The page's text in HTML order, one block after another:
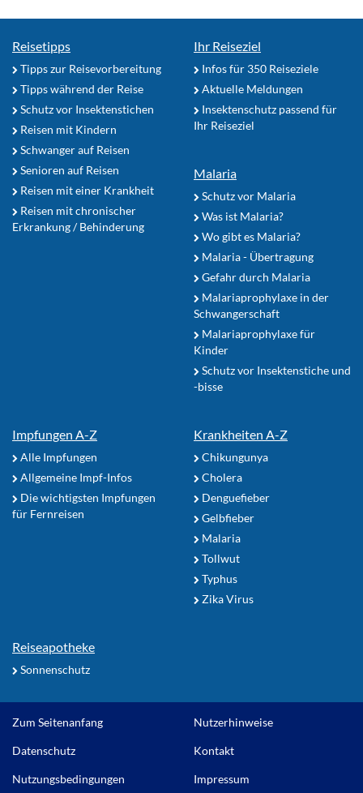
Reisetipps
Tipps zur Reisevorbereitung
Tipps während der Reise
Schutz vor Insektenstichen
Reisen mit Kindern
Schwanger auf Reisen
Senioren auf Reisen
Reisen mit einer Krankheit
Reisen mit chronischer
Erkrankung / Behinderung
Ihr Reiseziel
Infos für 350 Reiseziele
Aktuelle Meldungen
Insektenschutz passend für
Ihr Reiseziel
Malaria
Schutz vor Malaria
Was ist Malaria?
Wo gibt es Malaria?
Malaria - Übertragung
Gefahr durch Malaria
Malariaprophylaxe in der
Schwangerschaft
Malariaprophylaxe für
Kinder
Schutz vor Insektenstiche und
-bisse
Impfungen A-Z
Alle Impfungen
Allgemeine Impf-Infos
Die wichtigsten Impfungen
für Fernreisen
Krankheiten A-Z
Chikungunya
Cholera
Denguefieber
Gelbfieber
Malaria
Tollwut
Typhus
Zika Virus
Reiseapotheke
Sonnenschutz
Zum Seitenanfang Nutzerhinweise
Datenschutz Kontakt
Nutzungsbedingungen Impressum